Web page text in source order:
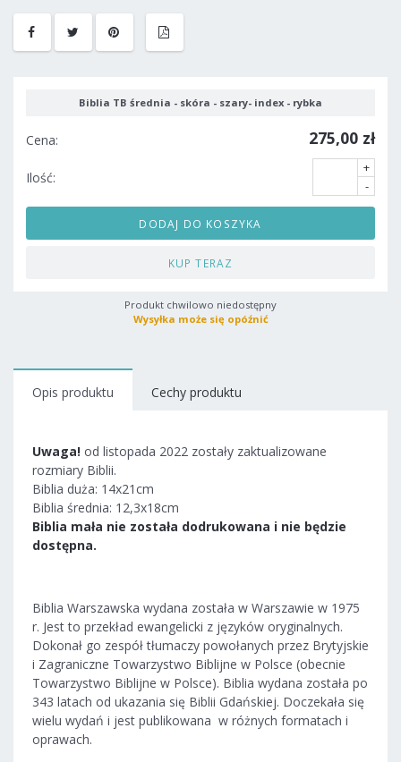
Biblia TB średnia - skóra - szary- index - rybka
Cena: 275,00 zł
Ilość:
+
-
DODAJ DO KOSZYKA
KUP TERAZ
Produkt chwilowo niedostępny
Wysyłka może się opóźnić
Opis produktu Cechy produktu
Uwaga! od listopada 2022 zostały zaktualizowane
rozmiary Biblii.
Biblia duża: 14x21cm
Biblia średnia: 12,3x18cm
Biblia mała nie została dodrukowana i nie będzie
dostępna.
Biblia Warszawska wydana została w Warszawie w 1975
r. Jest to przekład ewangelicki z języków oryginalnych.
Dokonał go zespół tłumaczy powołanych przez Brytyjskie
i Zagraniczne Towarzystwo Biblijne w Polsce (obecnie
Towarzystwo Biblijne w Polsce). Biblia wydana została po
343 latach od ukazania się Biblii Gdańskiej. Doczekała się
wielu wydań i jest publikowana w różnych formatach i
oprawach.